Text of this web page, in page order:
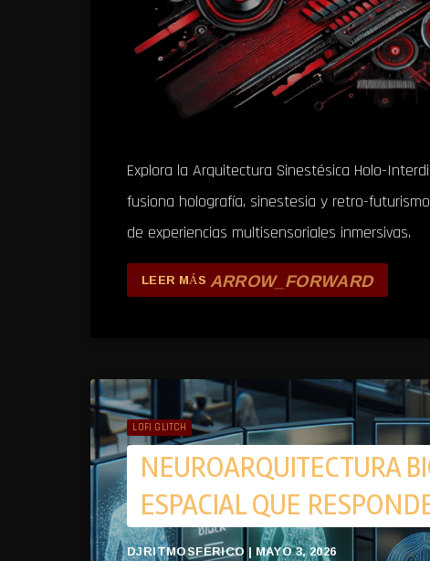
Explora la Arquitectura Sinestésica Holo-
fusiona holografía, sinestesia y retro-
de experiencias multisensoriales inmersivas.
LEER MÁS ARROW_FORWARD
LOFI GLITCH
NEUROARQUITECTURA
ESPACIAL QUE
DJRITMOSFERICO | MAYO 3, 2026